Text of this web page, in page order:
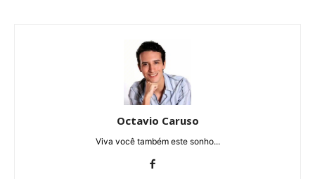
Octavio Caruso
Viva você também este sonho...